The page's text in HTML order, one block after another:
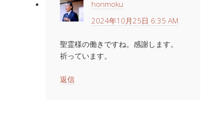
honmoku
2024年10月25日 6:35 AM
聖霊様の働きですね。感謝します。
祈っています。
返信